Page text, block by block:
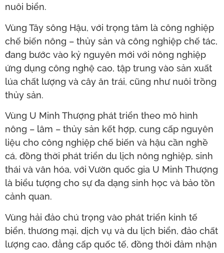
nuôi biển.
Vùng Tây sông Hậu, với trọng tâm là công nghiệp
chế biến nông – thủy sản và công nghiệp chế tác,
đang bước vào kỷ nguyên mới với nông nghiệp
ứng dụng công nghệ cao, tập trung vào sản xuất
lúa chất lượng và cây ăn trái, cũng như nuôi trồng
thủy sản.
Vùng U Minh Thượng phát triển theo mô hình
nông – lâm – thủy sản kết hợp, cung cấp nguyên
liệu cho công nghiệp chế biến và hậu cần nghề
cá, đồng thời phát triển du lịch nông nghiệp, sinh
thái và văn hóa, với Vườn quốc gia U Minh Thượng
là biểu tượng cho sự đa dạng sinh học và bảo tồn
cảnh quan.
Vùng hải đảo chú trọng vào phát triển kinh tế
biển, thương mại, dịch vụ và du lịch biển, đảo chất
lượng cao, đẳng cấp quốc tế, đồng thời đảm nhận